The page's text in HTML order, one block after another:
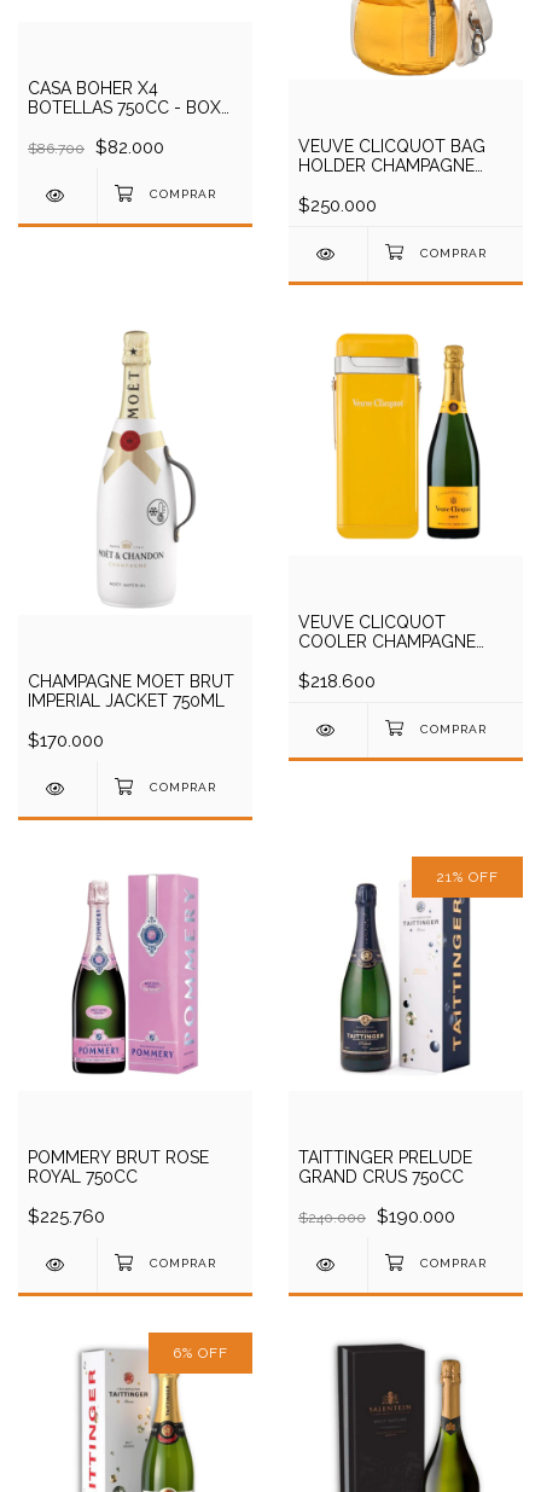
CASA BOHER X4
BOTELLAS 750CC - BOX
$86.700 $82.000
VEUVE CLICQUOT BAG
HOLDER CHAMPAGNE
$250.000
CHAMPAGNE MOET BRUT
IMPERIAL JACKET 750ML
$170.000
VEUVE CLICQUOT
COOLER CHAMPAGNE
$218.600
POMMERY BRUT ROSE
ROYAL 750CC
$225.760
21 % OFF
TAITTINGER PRELUDE
GRAND CRUS 750CC
$240.000 $190.000
6% OFF